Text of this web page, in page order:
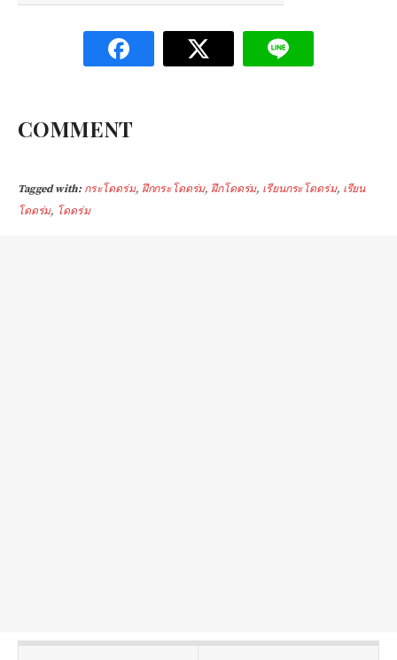
COMMENT
Tagged with: กระโดดร่ม, ฝึกกระโดดร่ม, ฝึกโดดร่ม, เรียนกระโดดร่ม, เรียน
โดดร่ม, โดดร่ม